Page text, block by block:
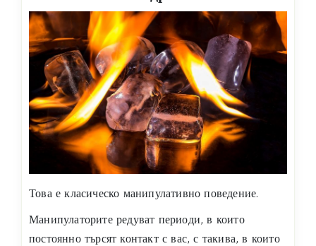
Това е класическо манипулативно поведение.
Манипулаторите редуват периоди, в които
постоянно търсят контакт с вас, с такива, в които